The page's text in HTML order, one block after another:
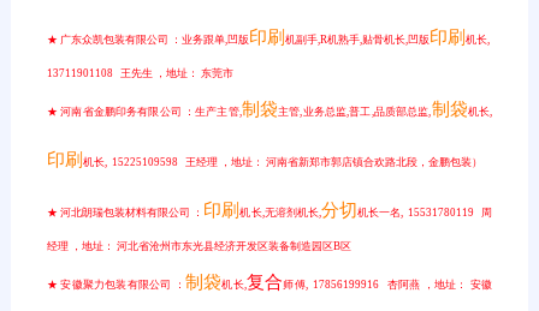
★ 广东众凯包装有限公司 ：业务跟单,凹版 印刷机副手,R机熟手,贴骨机长,凹版 印刷机长,
13711901108 王先生 ，地址： 东莞市
★ 河南省金鹏印务有限公司 ：生产主管,制袋主管,业务总监,普工,品质部总监,制袋机长,
印刷 机长, 15225109598 王经理 ，地址： 河南省新郑市郭店镇合欢路北段，金鹏包装）
★ 河北朗瑞包装材料有限公司 ： 印刷机长,无溶剂机长,分切 机长一名, 15531780119 周
经理 ，地址： 河北省沧州市东光县经济开发区装备制造园区B区
★ 安徽聚力包装有限公司 ： 制袋机长,复合 师傅, 17856199916 杏阿燕 ，地址： 安徽